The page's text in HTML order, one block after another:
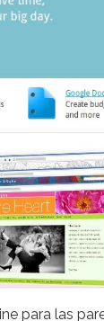
para las